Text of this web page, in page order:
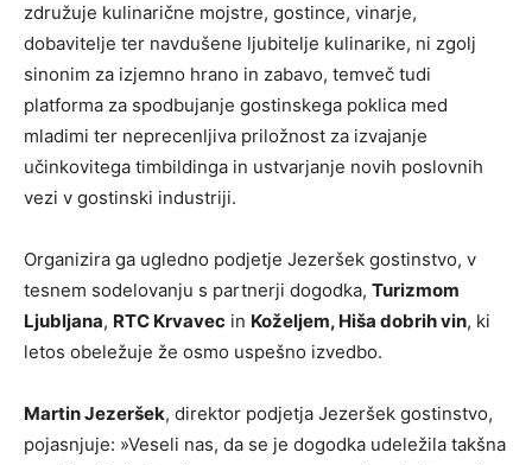
združuje kulinarične mojstre, gostince, vinarje,
dobavitelje ter navdušene ljubitelje kulinarike, ni zgolj
sinonim za izjemno hrano in zabavo, temveč tudi
platforma za spodbujanje gostinskega poklica med
mladimi ter neprecenljiva priložnost za izvajanje
učinkovitega timbildinga in ustvarjanje novih poslovnih
vezi v gostinski industriji.
Organizira ga ugledno podjetje Jezeršek gostinstvo, v
tesnem sodelovanju s partnerji dogodka, Turizmom
Ljubljana, RTC Krvavec in Koželjem, Hiša dobrih vin, ki
letos obeležuje že osmo uspešno izvedbo.
Martin Jezeršek, direktor podjetja Jezeršek gostinstvo,
pojasnjuje: »Veseli nas, da se je dogodka udeležila takšna